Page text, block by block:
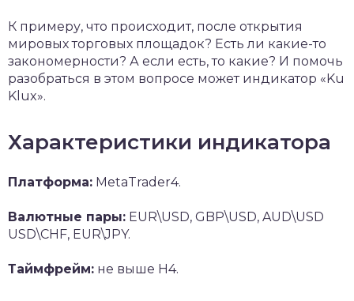
К примеру, что происходит, после открытия
мировых торговых площадок? Есть ли какие-то
закономерности? А если есть, то какие? И помочь
разобраться в этом вопросе может индикатор «Ku
Klux».
Характеристики индикатора
Платформа: MetaTrader4.
Валютные пары: EUR\USD, GBP\USD, AUD\USD
USD\CHF, EUR\JPY.
Таймфрейм: не выше Н4.